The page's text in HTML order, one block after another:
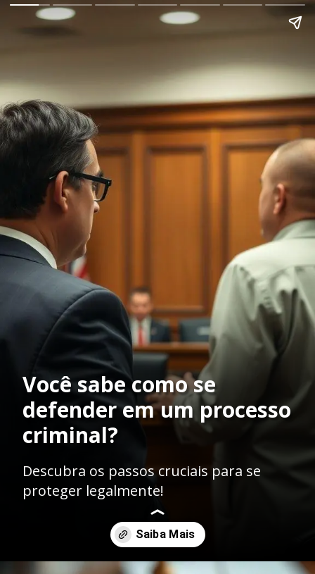
Você sabe como se
defender em um processo
criminal?
Descubra os passos cruciais para se
proteger legalmente!